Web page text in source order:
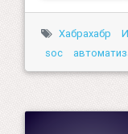
Хабрахабр
soc